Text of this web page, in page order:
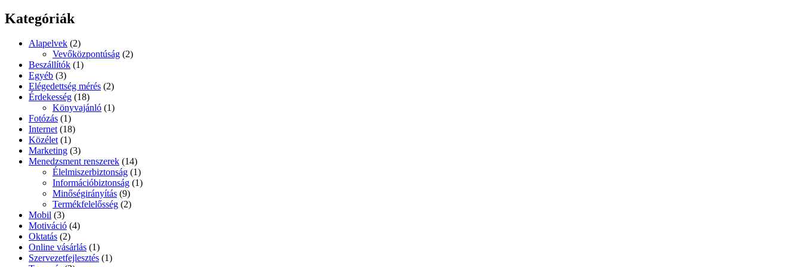
Kategóriák
Alapelvek (2)
Vevőközpontúság (2)
Beszállítók (1)
Egyéb (3)
Elégedettség mérés (2)
Érdekesség (18)
Könyvajánló (1)
Fotózás (1)
Internet(18)
Közélet(1)
Marketing (3)
Menedzsment renszerek (14)
Élelmiszerbiztonság (1)
Információbiztonság (1)
Minőségirányítás (9)
Termékfelelősség (2)
Mobil (3)
Motiváció (4)
Oktatás (2)
Online vásárlás (1)
Szervezetfejlesztés (1)